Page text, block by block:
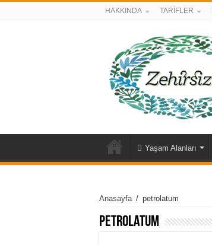
HAKKINDA TARİFLER
Yaşam Alanları
Anasayfa / petrolatum
petrolatum